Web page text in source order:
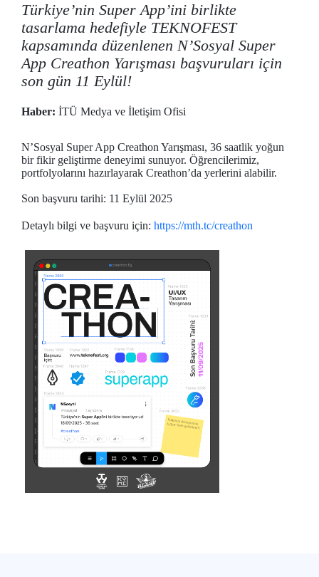
Türkiye’nin Super App’ini birlikte
tasarlama hedefiyle TEKNOFEST
kapsamında düzenlenen N’Sosyal Super
App Creathon Yarışması başvuruları için
son gün 11 Eylül!
Haber: İTÜ Medya ve İletişim Ofisi
N’Sosyal Super App Creathon Yarışması, 36 saatlik yoğun
bir fikir geliştirme deneyimi sunuyor. Öğrencilerimiz,
portfolyolarını hazırlayarak Creathon’da yerlerini alabilir.
Son başvuru tarihi: 11 Eylül 2025
Detaylı bilgi ve başvuru için: https://mth.tc/creathon